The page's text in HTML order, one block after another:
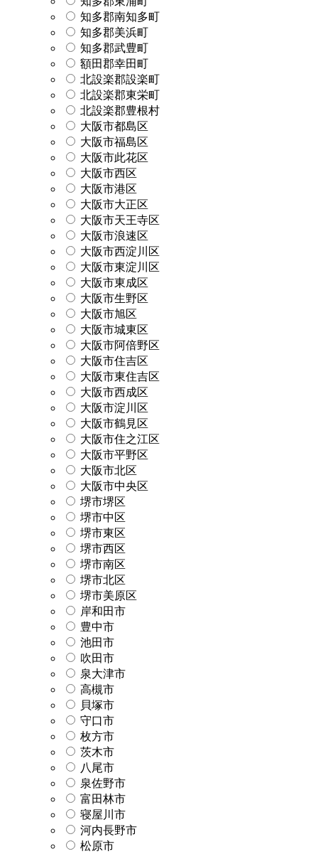
知多郡南知多町
知多郡美浜町
知多郡武豊町
額田郡幸田町
北設楽郡設楽町
北設楽郡東栄町
北設楽郡豊根村
大阪市都島区
大阪市福島区
大阪市此花区
大阪市西区
大阪市港区
大阪市大正区
大阪市天王寺区
大阪市浪速区
大阪市西淀川区
大阪市東淀川区
大阪市東成区
大阪市生野区
大阪市旭区
大阪市城東区
大阪市阿倍野区
大阪市住吉区
大阪市東住吉区
大阪市西成区
大阪市淀川区
大阪市鶴見区
大阪市住之江区
大阪市平野区
大阪市北区
大阪市中央区
堺市堺区
堺市中区
堺市東区
堺市西区
堺市南区
堺市北区
堺市美原区
岸和田市
豊中市
池田市
吹田市
泉大津市
高槻市
貝塚市
守口市
枚方市
茨木市
八尾市
泉佐野市
富田林市
寝屋川市
河内長野市
松原市